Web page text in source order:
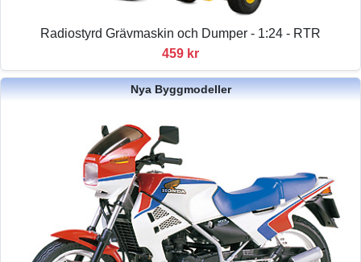
Radiostyrd Grävmaskin och Dumper - 1:24 - RTR
459 kr
Nya Byggmodeller